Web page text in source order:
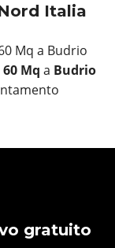
Italia
Mq a Budrio
Mq a Budrio
gratuito